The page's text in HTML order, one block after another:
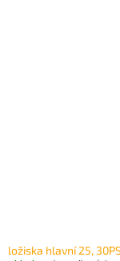
ložiska hlavní 25,